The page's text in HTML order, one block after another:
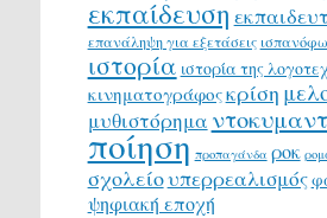
εκπαίδευση
επανάληψη για εξετάσεις
ιστορία ιστορία της
κινηματογράφοςκρίση
μυθιστόρημα
ποίηση προπαγάνδα ροκ
σχολείουπερρεαλισμός
ψηφιακή εποχή